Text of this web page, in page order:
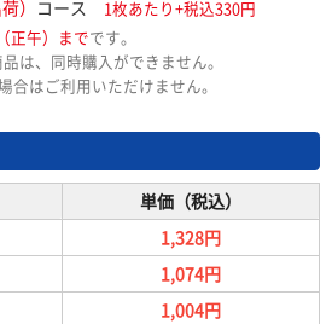
） コース
1枚あたり+税込330円
正午）までです。
は、同時購入ができません。
はご利用いただけません。
単価（税込）
1,328円
1,074円
1,004円